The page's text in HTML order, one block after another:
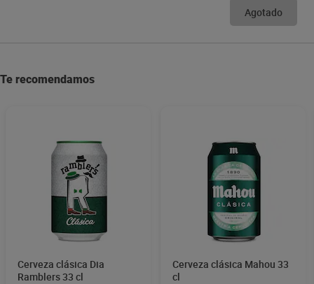
Agotado
Te recomendamos
Cerveza clásica Dia
Ramblers 33 cl
Cerveza clásica Mahou 33
cl